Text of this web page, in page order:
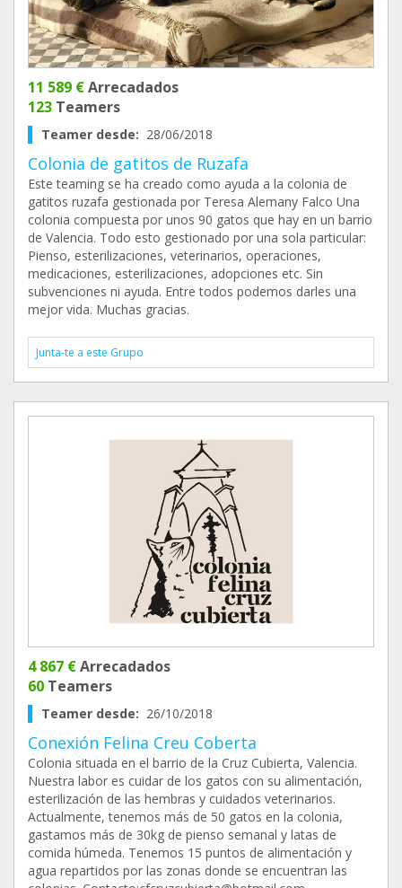
11 589 €Arrecadados
123 Teamers
Teamer desde: 28/06/2018
Colonia de gatitos de Ruzafa
Este teaming se ha creado como ayuda a la colonia de
gatitos ruzafa gestionada por Teresa Alemany Falco Una
colonia compuesta por unos 90 gatos que hay en un barrio
de Valencia. Todo esto gestionado por una sola particular:
Pienso, esterilizaciones, veterinarios, operaciones,
medicaciones, esterilizaciones, adopciones etc. Sin
subvenciones ni ayuda. Entre todos podemos darles una
mejor vida. Muchas gracias.
Junta-te a este Grupo
4 867 €Arrecadados
60 Teamers
Teamer desde: 26/10/2018
Conexión Felina Creu Coberta
Colonia situada en el barrio de la Cruz Cubierta, Valencia.
Nuestra labor es cuidar de los gatos con su alimentación,
esterilización de las hembras y cuidados veterinarios.
Actualmente, tenemos más de 50 gatos en la colonia,
gastamos más de 30kg de pienso semanal y latas de
comida húmeda. Tenemos 15 puntos de alimentación y
agua repartidos por las zonas donde se encuentran las